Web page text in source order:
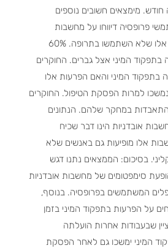
מימצאים חשובים נוספים
של משתמשי פרופסיה דיווחו על מחשבות
אובדניות לעומת 14% של אלו שלא השתמשו בתרופה. 60%
בתפקוד המיני אצל גברים. החוקרים
בתפקוד המיני והאם הפרעות אלו
למרות הפסקת הטיפול. החוקרים
במחקר שלהם. הנתונים
אובדניות הינו דבר שכיח
אלו מופיעות גם באנשים שלא
בסיכום: הממצאים נתנו דגש
סימפטומים של מחשבות אובדניות
המשתמשים בפרופסיה. בנוסף,
על הפרעות בתפקוד המיני בזמן
שבעבודות אחרות הועלתה
המיני ימשכו גם לאחר הפסקת